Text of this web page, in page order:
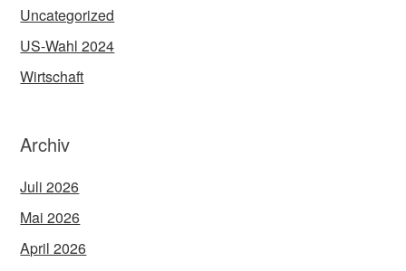
Uncategorized
US-Wahl 2024
Wirtschaft
Archiv
Juli 2026
Mai 2026
April 2026